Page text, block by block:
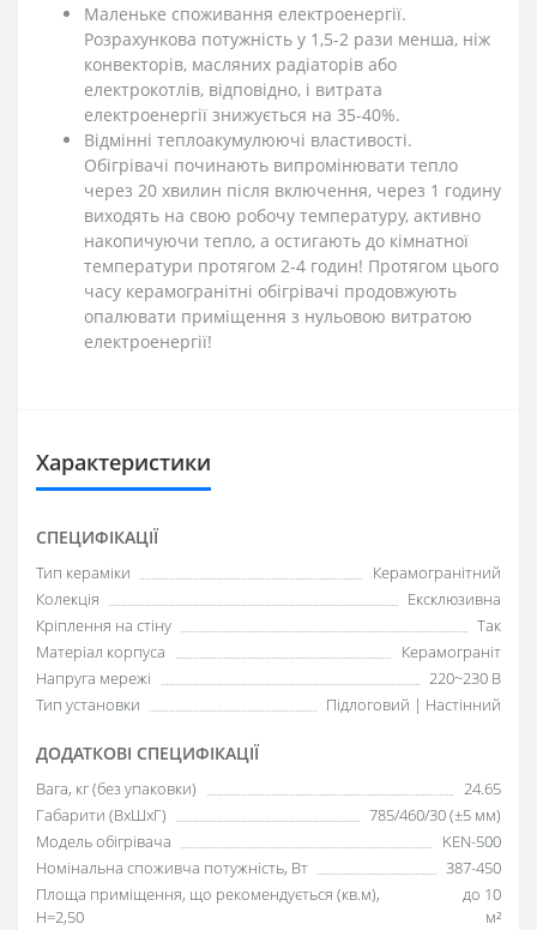
Маленьке споживання електроенергії.
Розрахункова потужність у 1,5-2 рази менша, ніж
конвекторів, масляних радіаторів або
електрокотлів, відповідно, і витрата
електроенергії знижується на 35-40%.
Відмінні теплоакумулюючі властивості.
Обігрівачі починають випромінювати тепло
через 20 хвилин після включення, через 1 годину
виходять на свою робочу температуру, активно
накопичуючи тепло, а остигають до кімнатної
температури протягом 2-4 годин! Протягом цього
часу керамогранітні обігрівачі продовжують
опалювати приміщення з нульовою витратою
електроенергії!
Характеристики
СПЕЦИФІКАЦІЇ
Тип кераміки
Керамогранітний
Колекція
Ексклюзивна
Кріплення на стіну
Так
Матеріал корпуса
Керамограніт
Напруга мережі
220~230 В
Тип установки
Підлоговий | Настінний
ДОДАТКОВІ СПЕЦИФІКАЦІЇ
Вага, кг (без упаковки)
24.65
Габарити (ВхШхГ)
785/460/30 (±5 мм)
Модель обігрівача
KEN-500
Номінальна споживча потужність, Вт
387-450
Площа приміщення, що рекомендується (кв.м),
H=2,50
до 10
м²